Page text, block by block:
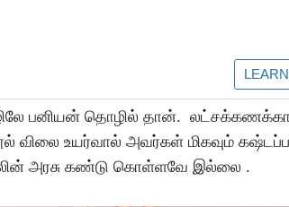
பனியன் தொழில் தான்.
விலை உயர்வால் அவர்கள் மிகவும்
அரசு கண்டு கொள்ளவே இல்லை .